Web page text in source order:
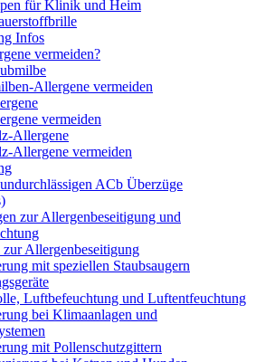
für Klinik und Heim
Infos
vermeiden?
Allergene vermeiden
vermeiden
Allergene
Allergene vermeiden
ACb Überzüge
zur Allergenbeseitigung und
zur Allergenbeseitigung
mit speziellen Staubsaugern
Luftbefeuchtung und Luftentfeuchtung
bei Klimaanlagen und
mit Pollenschutzgittern